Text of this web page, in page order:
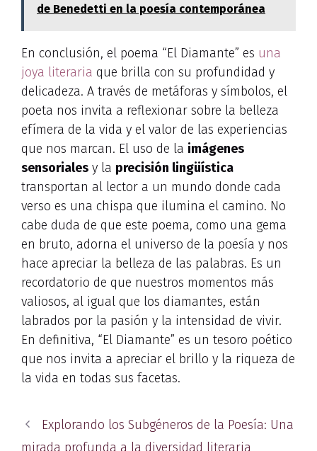
de Benedetti en la poesía contemporánea
En conclusión, el poema “El Diamante” es una
joya literaria que brilla con su profundidad y
delicadeza. A través de metáforas y símbolos, el
poeta nos invita a reflexionar sobre la belleza
efímera de la vida y el valor de las experiencias
que nos marcan. El uso de la imágenes
sensoriales y la precisión lingüística
transportan al lector a un mundo donde cada
verso es una chispa que ilumina el camino. No
cabe duda de que este poema, como una gema
en bruto, adorna el universo de la poesía y nos
hace apreciar la belleza de las palabras. Es un
recordatorio de que nuestros momentos más
valiosos, al igual que los diamantes, están
labrados por la pasión y la intensidad de vivir.
En definitiva, “El Diamante” es un tesoro poético
que nos invita a apreciar el brillo y la riqueza de
la vida en todas sus facetas.
Explorando los Subgéneros de la Poesía: Una
mirada profunda a la diversidad literaria